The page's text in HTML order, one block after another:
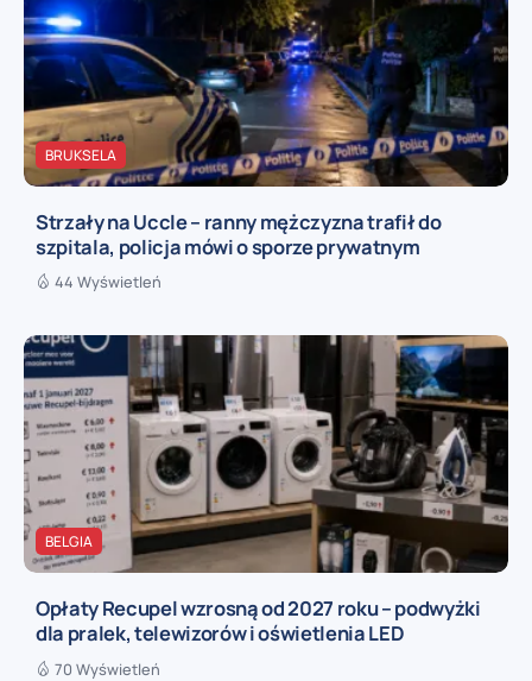
BRUKSELA
Strzały na Uccle – ranny mężczyzna trafił do
szpitala, policja mówi o sporze prywatnym
44 Wyświetleń
BELGIA
Opłaty Recupel wzrosną od 2027 roku – podwyżki
dla pralek, telewizorów i oświetlenia LED
70 Wyświetleń